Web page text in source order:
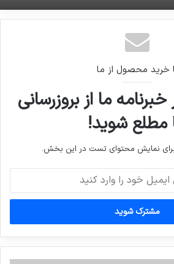
خرید محصول از ما
ما از بروزرسانی
مطلع شوید!
نمایش محتوای تست در این بخش.